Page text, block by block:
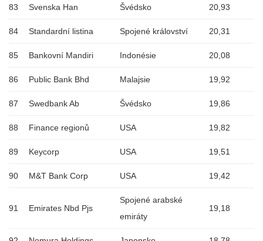
83 Svenska Han Švédsko 20,93
84 Standardní listina Spojené království 20,31
85 Bankovní Mandiri Indonésie 20,08
86 Public Bank Bhd Malajsie 19,92
87 Swedbank Ab Švédsko 19,86
88 Finance regionů USA 19,82
89 Keycorp USA 19,51
90 M&T Bank Corp USA 19,42
91 Emirates Nbd Pjs
Spojené arabské
emiráty
19,18